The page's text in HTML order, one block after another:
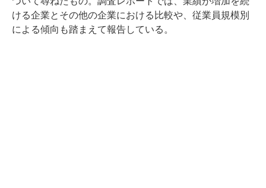
ける企業とその他の企業における比較や、従業員規模別
による傾向も踏まえて報告している。